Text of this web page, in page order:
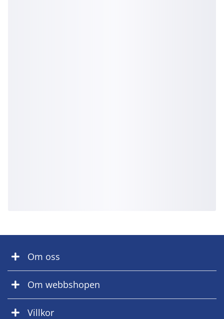
Om oss
Om webbshopen
Villkor